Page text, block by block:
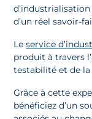
d’un réel savoir-
Leservice
produit à travers
testabilité et de
Grâce à cette
bénéficiez d’un